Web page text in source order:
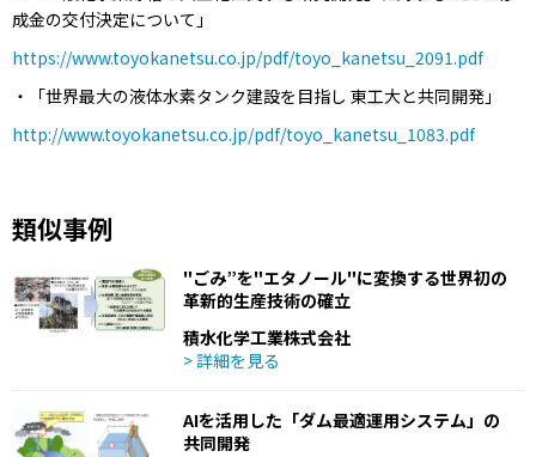
成金の交付決定について」
https://www.toyokanetsu.co.jp/pdf/toyo_kanetsu_2091.pdf
・「世界最大の液体水素タンク建設を目指し 東工大と共同開発」
http://www.toyokanetsu.co.jp/pdf/toyo_kanetsu_1083.pdf
類似事例
"ごみ”を"エタノール"に変換する世界初の
革新的生産技術の確立
積水化学工業株式会社
> 詳細を見る
AIを活用した「ダム最適運用システム」の
共同開発